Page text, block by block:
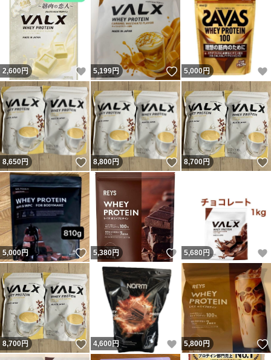
2,600円 いいね！
5,199円 いいね！
5,000円
8,650円 いいね！
8,800円 いいね！
8,700円
5,000円 いいね！
5,380円 いいね！
5,680 円
8,700円 いいね！
4,600 円 いいね！
5,800円